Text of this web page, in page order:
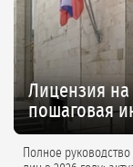
Лицензия
пошаговая
Полное